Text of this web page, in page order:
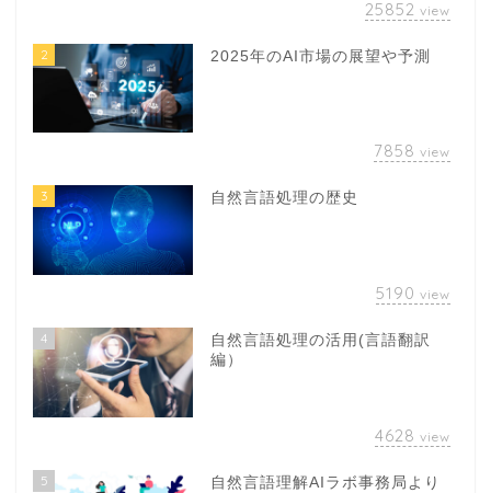
25852 view
2 2025年のAI市場の展望や予測
7858 view
3 自然言語処理の歴史
5190 view
4
自然言語処理の活用(言語翻訳
編）
4628 view
5
自然言語理解AIラボ事務局より